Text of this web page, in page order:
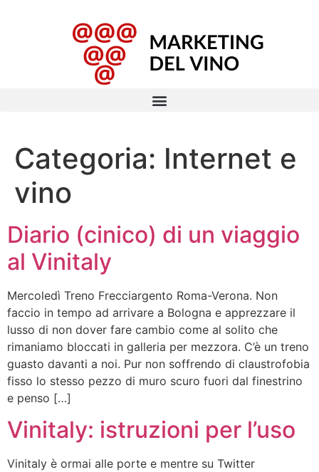
Categoria: Internet e
vino
Diario (cinico) di un viaggio
al Vinitaly
Mercoledì Treno Frecciargento Roma-Verona. Non
faccio in tempo ad arrivare a Bologna e apprezzare il
lusso di non dover fare cambio come al solito che
rimaniamo bloccati in galleria per mezzora. C’è un treno
guasto davanti a noi. Pur non soffrendo di claustrofobia
fisso lo stesso pezzo di muro scuro fuori dal finestrino
e penso […]
Vinitaly: istruzioni per l’uso
Vinitaly è ormai alle porte e mentre su Twitter